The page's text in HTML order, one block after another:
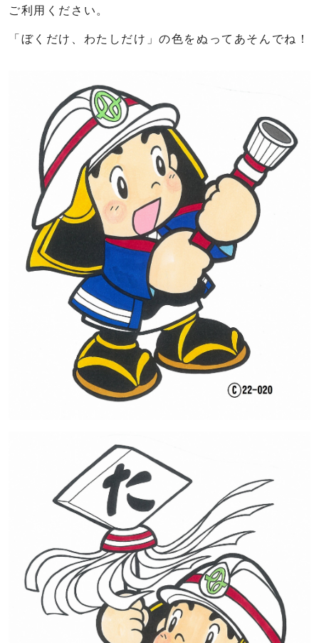
ご利用ください。
「ぼくだけ、わたしだけ」の色をぬってあそんでね！